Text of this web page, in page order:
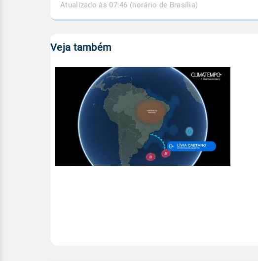
Atualizado às 07:46 (horário de Brasília)
Veja também